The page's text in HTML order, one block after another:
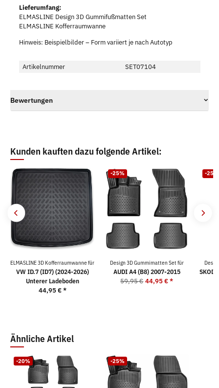
Lieferumfang:
ELMASLINE Design 3D Gummifußmatten Set
ELMASLINE Kofferraumwanne
Hinweis: Beispielbilder – Form variiert je nach Autotyp
Artikelnummer SET07104
Bewertungen
Kunden kauften dazu folgende Artikel:
ELMASLINE 3D Kofferraumwanne für
VW ID.7 (ID7) (2024-2026)
Unterer Ladeboden
44,95 €*
-25%
Design 3D Gummimatten Set für
AUDI A4 (B8) 2007-2015
59,95 € 44,95 €*
-25%
Ähnliche Artikel
-20% -25%